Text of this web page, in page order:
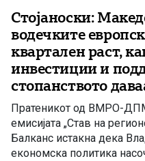
Стојаноски:
водечките
квартален раст,
инвестиции и
стопанството
Пратеникот од ВМРО-
емисијата „Став на
Балканс истакна дека
економска политика